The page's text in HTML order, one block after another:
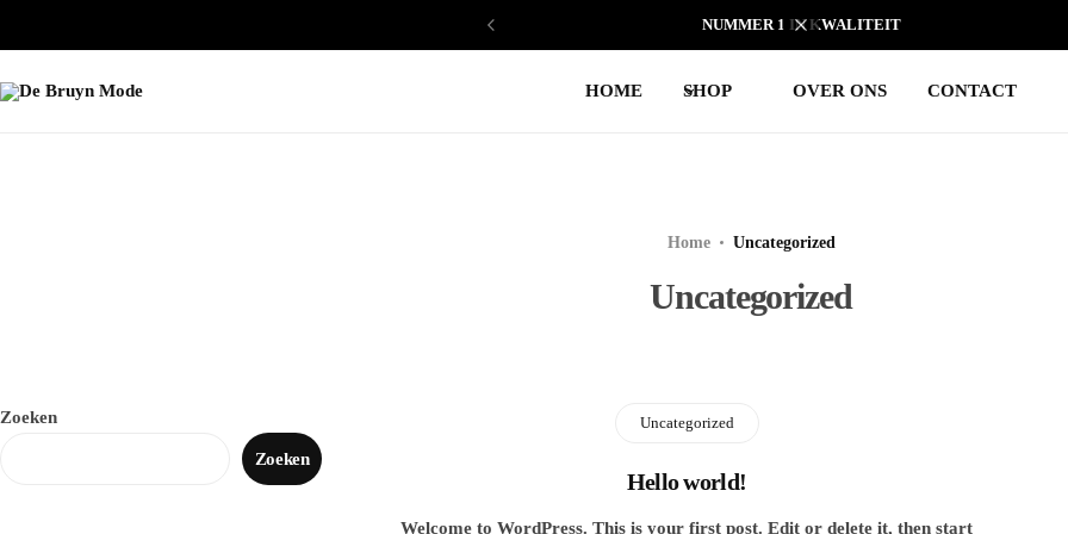
NUMMER 1 IN KWALITEIT
HOME SHOP OVER ONS CONTACT
Home Uncategorized
Uncategorized
Uncategorized
Hello world!
Welcome to WordPress. This is your first post. Edit or delete it, then start
Zoeken
Zoeken